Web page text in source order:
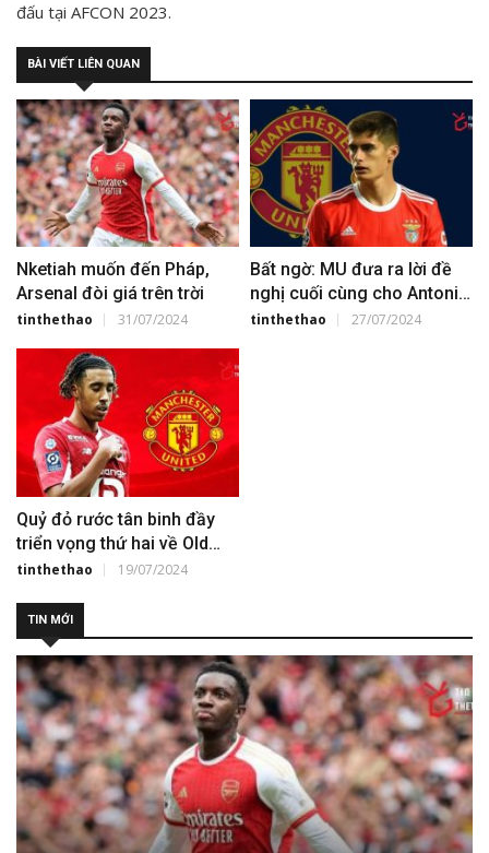
đấu tại AFCON 2023.
BÀI VIẾT LIÊN QUAN
Nketiah muốn đến Pháp,
Arsenal đòi giá trên trời
tinthethao 31/07/2024
Bất ngờ: MU đưa ra lời đề
nghị cuối cùng cho Antonio
Silva
tinthethao 27/07/2024
Quỷ đỏ rước tân binh đầy
triển vọng thứ hai về Old
Trafford
tinthethao 19/07/2024
TIN MỚI